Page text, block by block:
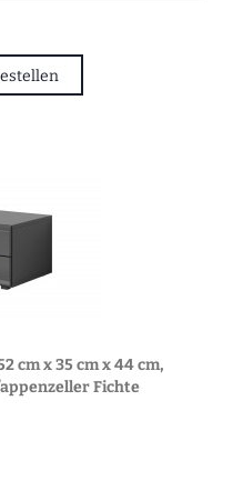
cm x 35 cm x 44 cm,
Fichte